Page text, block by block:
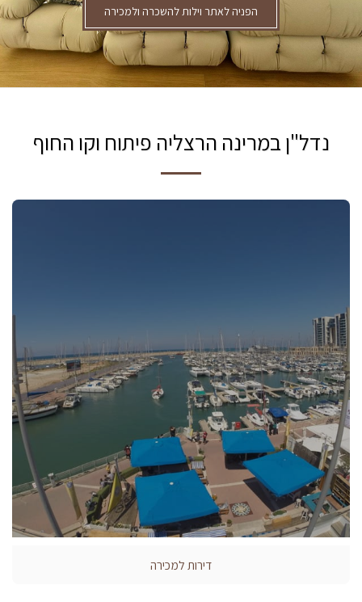
הפניה לאתר וילות להשכרה ולמכירה
נדל"ן במרינה הרצליה פיתוח וקו החוף
דירות למכירה